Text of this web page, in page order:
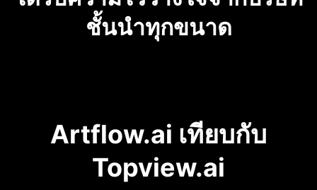
ชั้นนำทุกขนาด
Artflow.ai เทียบกับ
Topview.ai